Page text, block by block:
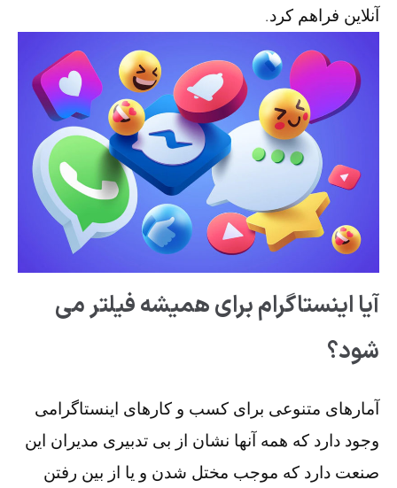
آنلاین فراهم کرد.
آیا اینستاگرام برای همیشه فیلتر می
شود؟
آمارهای متنوعی برای کسب و کارهای اینستاگرامی
وجود دارد که همه آنها نشان از بی تدبیری مدیران این
صنعت دارد که موجب مختل شدن و یا از بین رفتن